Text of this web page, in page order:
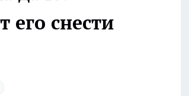
его снести